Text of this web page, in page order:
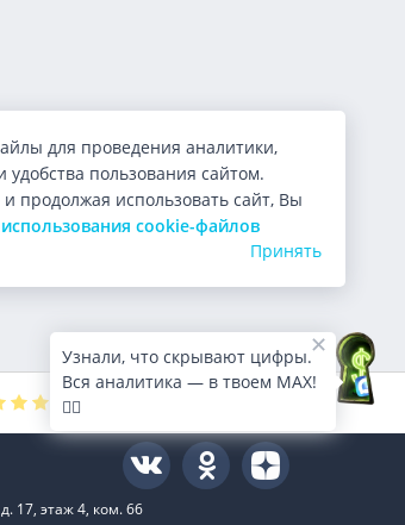
17, этаж 4, ком. 66
Узнали, что скрывают цифры.
Вся аналитика — в твоем MAX!
🕵️‍♂️
для проведения аналитики,
пользования сайтом.
продолжая использовать сайт, Вы
cookie-файлов
Принять